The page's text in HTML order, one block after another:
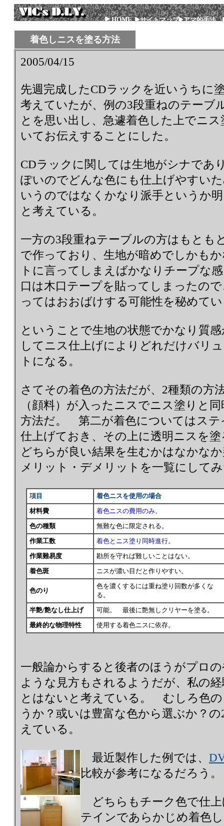
HOME サイトマップ アマ的手法
着色しニスを塗る方法
2005/04/15
先週完成したCDラックを近いうちに
考えていたが、例の3段重ねのテーブ
とを思い出し、急遽着色した上でニ
いてお伝えすることにした。
CDラックに関しては生地がシナであ
ぽいのでどんな色にも仕上げやすい
いうのではなくかなり派手というか
と考えている。
一方の3段重ねテーブルの方はもとも
で作っており、生地が暗めでしかも
トに言ってしまえばかなりチープな
口は木口テープを貼ってしまったの
ってはおおばけする可能性を秘めて
ということで生地の状態でかなり質
してニス仕上げによりどれだけバリ
トになる。
さてその着色の方法だが、2種類の
（顔料）が入ったニスでニス塗りと
方法だ。 第二が着色についてはステ
仕上げておき、その上に透明ニスを
どちらが良い結果を生むかはなかな
メリット・デメリットを一覧にして
項目
着色ニスを使用の場合
材料費
着色ニスの費用のみ。
色の種類
無難な色に限定される。
作業工数
着色とニス塗り同時進行。
作業難易度
勘所を守れば難しいことはない。
着色斑
ニスが濃い目だと作りやすい。
色のり
色を濃くするには重ね塗り回数が多くな
る。
半艶/艶なし仕上げ
可能。 最後に艶無しクリヤーを塗る。
最終的な物理特性
使用する着色ニスに依存。
一般論からすると後者のほうがプロ
ような見方もされるようだが、私の
とはないと考えている。 むしろ色
うか？或いは豊富な色から選ぶか？
えている。
最近製作した例では、
比較が参考になるだろう。
どちらもチーク色で仕
テインであらかじめ着色